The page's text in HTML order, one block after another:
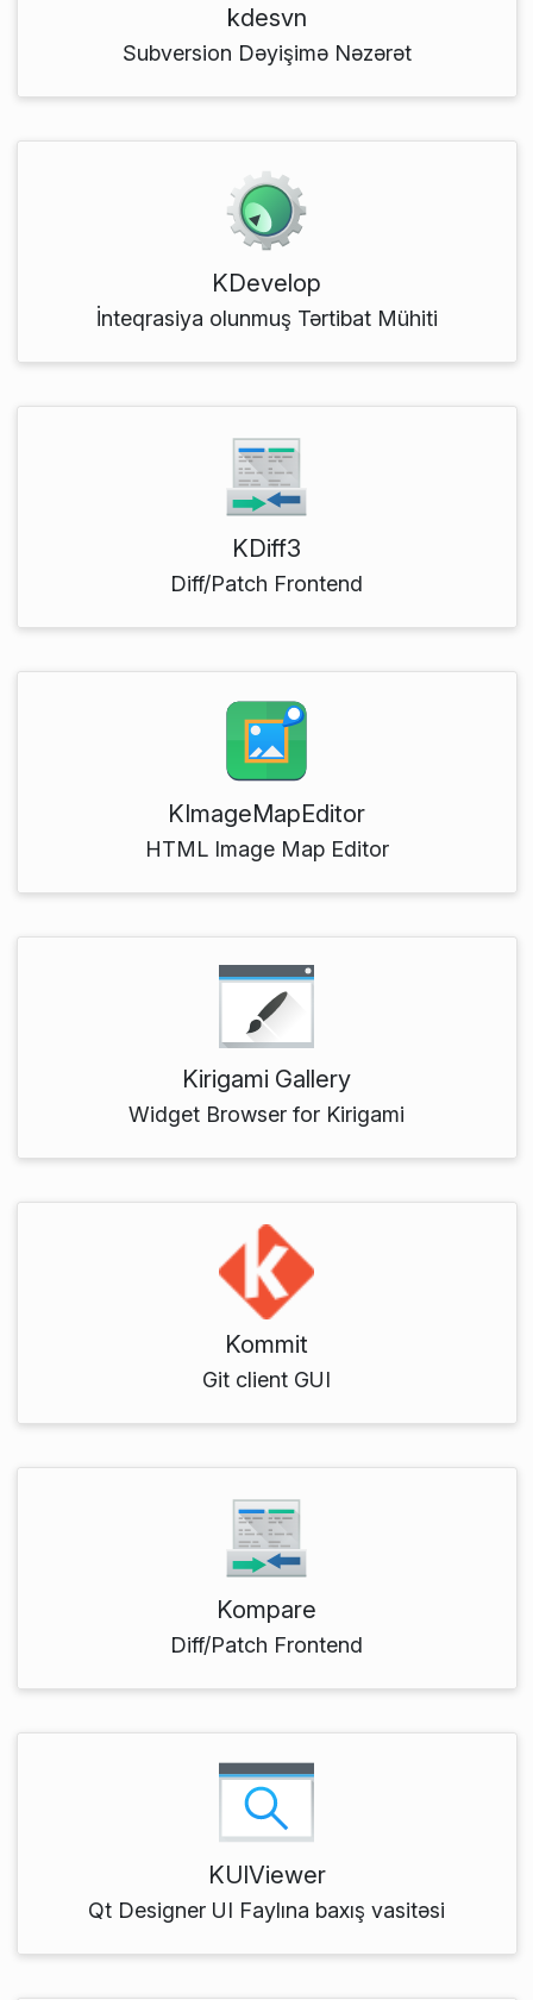
kdesvn
Subversion Dəyişimə Nəzərət
KDevelop
İnteqrasiya olunmuş Tərtibat Mühiti
KDiff3
Diff/Patch Frontend
KImageMapEditor
HTML Image Map Editor
Kirigami Gallery
Widget Browser for Kirigami
Kommit
Git client GUI
Kompare
Diff/Patch Frontend
KUIViewer
Qt Designer UI Faylına baxış vasitəsi